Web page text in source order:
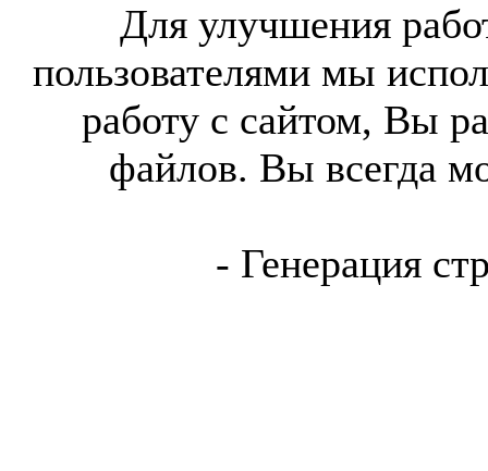
Для улучшения
пользователями мы
работу с сайтом, Вы
файлов. Вы всегда
- Генерация